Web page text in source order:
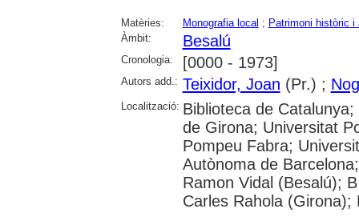
Matèries: Monografia local ; Patrimoni històric i
Àmbit:
Besalú
Cronologia: [0000 - 1973]
Autors add.: Teixidor, Joan (Pr.) ;
Localització: Biblioteca de
de Girona; Universitat
Pompeu Fabra;
Autònoma de
Ramon Vidal (Besalú);
Carles Rahola